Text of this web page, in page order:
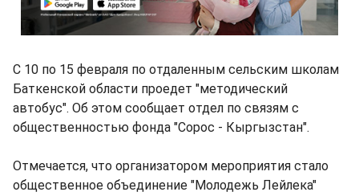
С 10 по 15 февраля по отдаленным сельским школам
Баткенской области проедет "методический
автобус". Об этом сообщает отдел по связям с
общественностью фонда "Сорос - Кыргызстан".
Отмечается, что организатором мероприятия стало
общественное объединение "Молодежь Лейлека"